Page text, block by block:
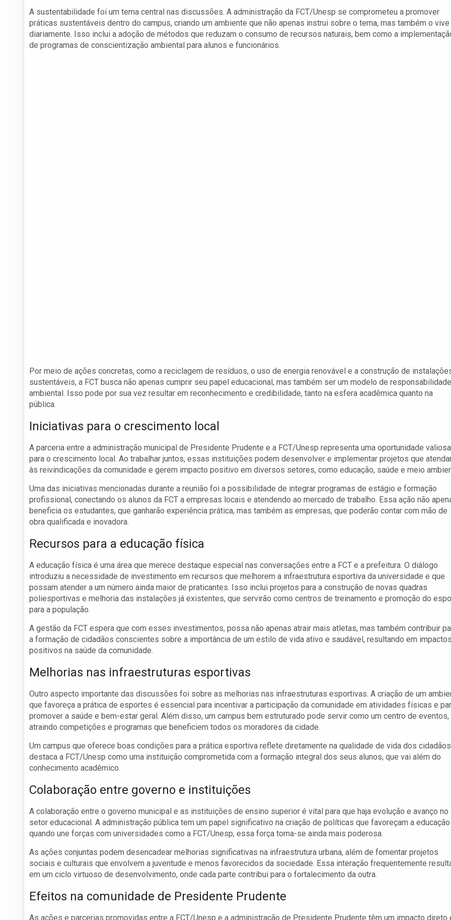
A sustentabilidade foi um tema central nas discussões. A administração da FCT/Unesp se comprometeu a promover
práticas sustentáveis dentro do campus, criando um ambiente que não apenas instrui sobre o tema, mas também o vive
diariamente. Isso inclui a adoção de métodos que reduzam o consumo de recursos naturais, bem como a
de programas de conscientização ambiental para alunos e funcionários.
Por meio de ações concretas, como a reciclagem de resíduos, o uso de energia renovável e a construção de
sustentáveis, a FCT busca não apenas cumprir seu papel educacional, mas também ser um modelo de responsabilidade
ambiental. Isso pode por sua vez resultar em reconhecimento e credibilidade, tanto na esfera acadêmica quanto na
pública.
Iniciativas para o crescimento local
A parceria entre a administração municipal de Presidente Prudente e a FCT/Unesp representa uma oportunidade valiosa
para o crescimento local. Ao trabalhar juntos, essas instituições podem desenvolver e implementar projetos que
às reivindicações da comunidade e gerem impacto positivo em diversos setores, como educação, saúde e meio
Uma das iniciativas mencionadas durante a reunião foi a possibilidade de integrar programas de estágio e formação
profissional, conectando os alunos da FCT a empresas locais e atendendo ao mercado de trabalho. Essa ação não
beneficia os estudantes, que ganharão experiência prática, mas também as empresas, que poderão contar com mão de
obra qualificada e inovadora.
Recursos para a educação física
A educação física é uma área que merece destaque especial nas conversações entre a FCT e a prefeitura. O diálogo
introduziu a necessidade de investimento em recursos que melhorem a infraestrutura esportiva da universidade e que
possam atender a um número ainda maior de praticantes. Isso inclui projetos para a construção de novas quadras
poliesportivas e melhoria das instalações já existentes, que servirão como centros de treinamento e promoção do
para a população.
A gestão da FCT espera que com esses investimentos, possa não apenas atrair mais atletas, mas também contribuir
a formação de cidadãos conscientes sobre a importância de um estilo de vida ativo e saudável, resultando em
positivos na saúde da comunidade.
Melhorias nas infraestruturas esportivas
Outro aspecto importante das discussões foi sobre as melhorias nas infraestruturas esportivas. A criação de um
que favoreça a prática de esportes é essencial para incentivar a participação da comunidade em atividades físicas e
promover a saúde e bem-estar geral. Além disso, um campus bem estruturado pode servir como um centro de eventos,
atraindo competições e programas que beneficiem todos os moradores da cidade.
Um campus que oferece boas condições para a prática esportiva reflete diretamente na qualidade de vida dos
destaca a FCT/Unesp como uma instituição comprometida com a formação integral dos seus alunos, que vai além do
conhecimento acadêmico.
Colaboração entre governo e instituições
A colaboração entre o governo municipal e as instituições de ensino superior é vital para que haja evolução e avanço no
setor educacional. A administração pública tem um papel significativo na criação de políticas que favoreçam a educação
quando une forças com universidades como a FCT/Unesp, essa força torna-se ainda mais poderosa.
As ações conjuntas podem desencadear melhorias significativas na infraestrutura urbana, além de fomentar projetos
sociais e culturais que envolvem a juventude e menos favorecidos da sociedade. Essa interação frequentemente
em um ciclo virtuoso de desenvolvimento, onde cada parte contribui para o fortalecimento da outra.
Efeitos na comunidade de Presidente Prudente
As ações e parcerias promovidas entre a FCT/Unesp e a administração de Presidente Prudente têm um impacto direto